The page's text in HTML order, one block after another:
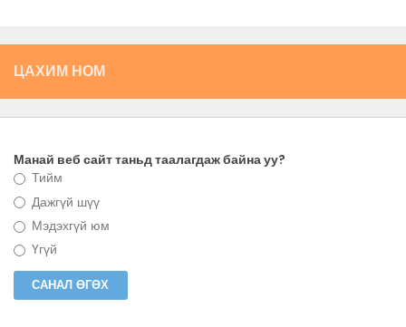
ЦАХИМ НОМ
Манай веб сайт таньд таалагдаж байна уу?
Тийм
Дажгүй шүү
Мэдэхгүй юм
Үгүй